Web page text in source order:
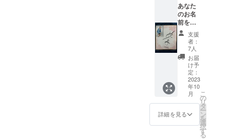
あなた
のお名
前を入
れて林
与一が
直筆サ
インを
色紙に
お書き
しま
す。
『新
説 雪
之丞変
化』の
闇太郎
支援
者：
7人
お届
け予
定：
2023
年10
月
詳細を見る
こ
の
リ
タ
ー
ン
を
選
択
す
る